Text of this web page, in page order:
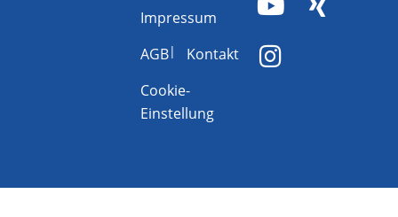
Impressum
AGB
Kontakt
Cookie-
Einstellung